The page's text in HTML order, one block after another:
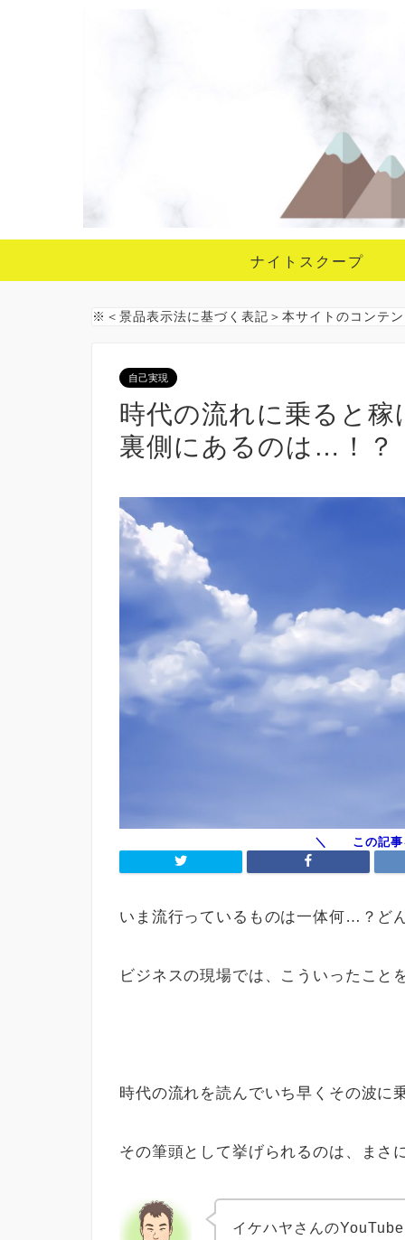
ナイトスクープ
※＜景品表示法に基づく表記＞本サイトのコンテ
自己実現
時代の流れに乗ると
裏側にあるのは…！？
いま流行っているものは一体何…？ど
ビジネスの現場では、こういったこと
時代の流れを読んでいち早くその波に
その筆頭として挙げられるのは、まさ
イケハヤさんの